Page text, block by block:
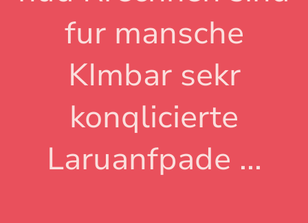
fur mansche
KImbar sekr
konqlicierte
Laruanfpade ...